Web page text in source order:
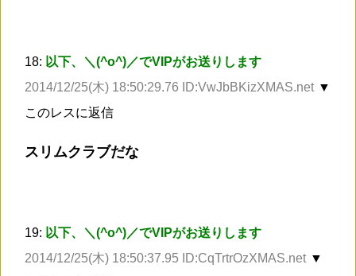
18: 以下、＼(^o^)／でVIPがお送りします
2014/12/25(木) 18:50:29.76 ID:VwJbBKizXMAS.net ▼
このレスに返信
スリムクラブだな
19: 以下、＼(^o^)／でVIPがお送りします
2014/12/25(木) 18:50:37.95 ID:CqTrtrOzXMAS.net ▼